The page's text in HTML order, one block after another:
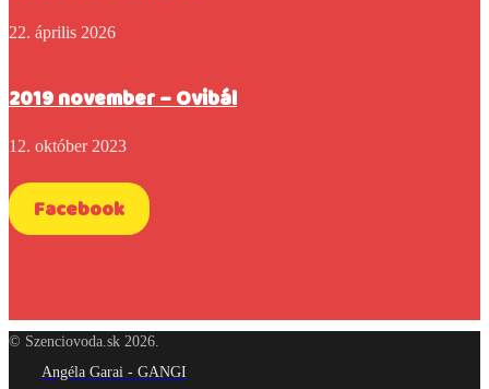
22. április 2026
2019 november – Ovibál
12. október 2023
Facebook
© Szenciovoda.sk 2026.
Angéla Garai - GANGI